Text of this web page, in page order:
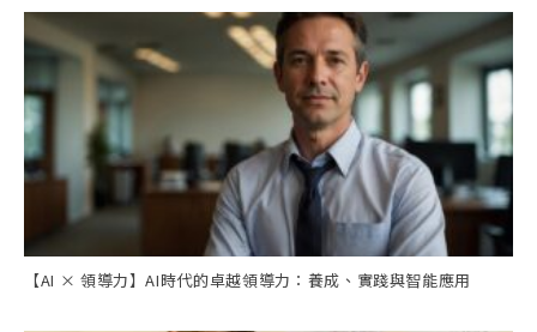
【AI × 領導力】AI時代的卓越領導力：養成、實踐與智能應用